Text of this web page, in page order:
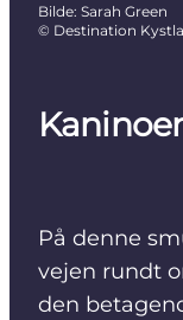
På denne
vejen rundt
den
Bilde: Sarah Green
© Destination